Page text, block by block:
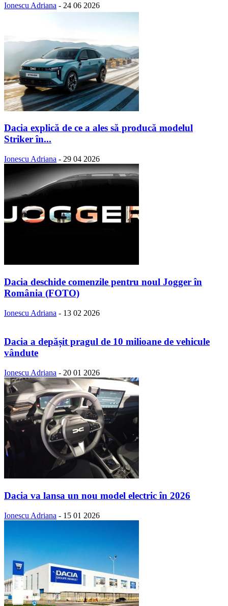
Ionescu Adriana - 24 06 2026
Dacia explică de ce a ales să producă modelul
Striker în...
Ionescu Adriana - 29 04 2026
Dacia deschide comenzile pentru noul Jogger în
România (FOTO)
Ionescu Adriana - 13 02 2026
Dacia a depășit pragul de 10 milioane de vehicule
vândute
Ionescu Adriana - 20 01 2026
Dacia va lansa un nou model electric în 2026
Ionescu Adriana - 15 01 2026